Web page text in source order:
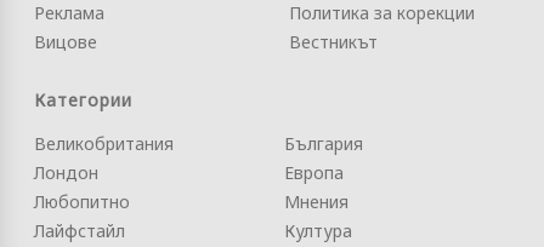
Реклама
Вицове
Политика за корекции
Вестникът
Категории
Великобритания
Лондон
Любопитно
Лайфстайл
България
Европа
Мнения
Култура